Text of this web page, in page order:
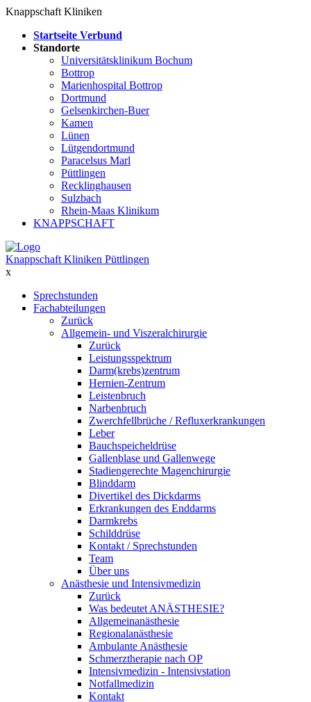
Knappschaft Kliniken
Startseite Verbund
Standorte
Universitätsklinikum Bochum
Bottrop
Marienhospital Bottrop
Dortmund
Gelsenkirchen-Buer
Kamen
Lünen
Lütgendortmund
Paracelsus Marl
Püttlingen
Recklinghausen
Sulzbach
Rhein-Maas Klinikum
KNAPPSCHAFT
Knappschaft Kliniken Püttlingen
x
Sprechstunden
Fachabteilungen
Zurück
Allgemein- und Viszeralchirurgie
Zurück
Leistungsspektrum
Darm(krebs)zentrum
Hernien-Zentrum
Leistenbruch
Narbenbruch
Zwerchfellbrüche / Refluxerkrankungen
Leber
Bauchspeicheldrüse
Gallenblase und Gallenwege
Stadiengerechte Magenchirurgie
Blinddarm
Divertikel des Dickdarms
Erkrankungen des Enddarms
Darmkrebs
Schilddrüse
Kontakt / Sprechstunden
Team
Über uns
Anästhesie und Intensivmedizin
Zurück
Was bedeutet ANÄSTHESIE?
Allgemeinanästhesie
Regionalanästhesie
Ambulante Anästhesie
Schmerztherapie nach OP
Intensivmedizin - Intensivstation
Notfallmedizin
Kontakt